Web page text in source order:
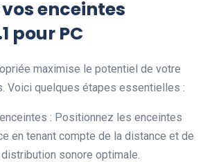
enceintes
pour PC
maximise le potentiel de votre
Voici quelques étapes essentielles :
: Positionnez les enceintes
en tenant compte de la distance et de
distribution sonore optimale.